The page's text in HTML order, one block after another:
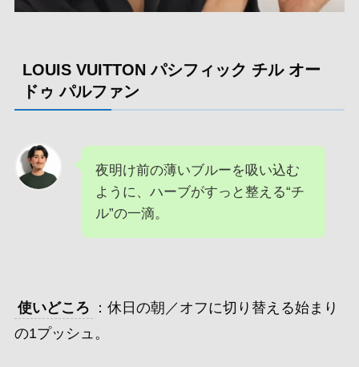
LOUIS VUITTON パシフィック チル オー
ドゥ パルファン
夜明け前の薄いブルーを吸い込む
ように、ハーブがすっと整える“チ
ル”の一滴。
使いどころ
：休日の朝／オフに切り替える始まり
の1プッシュ。